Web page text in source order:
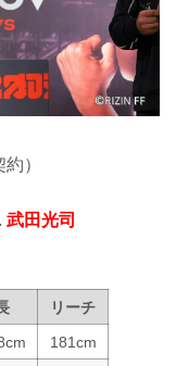
）
武田光司
リーチ
181cm